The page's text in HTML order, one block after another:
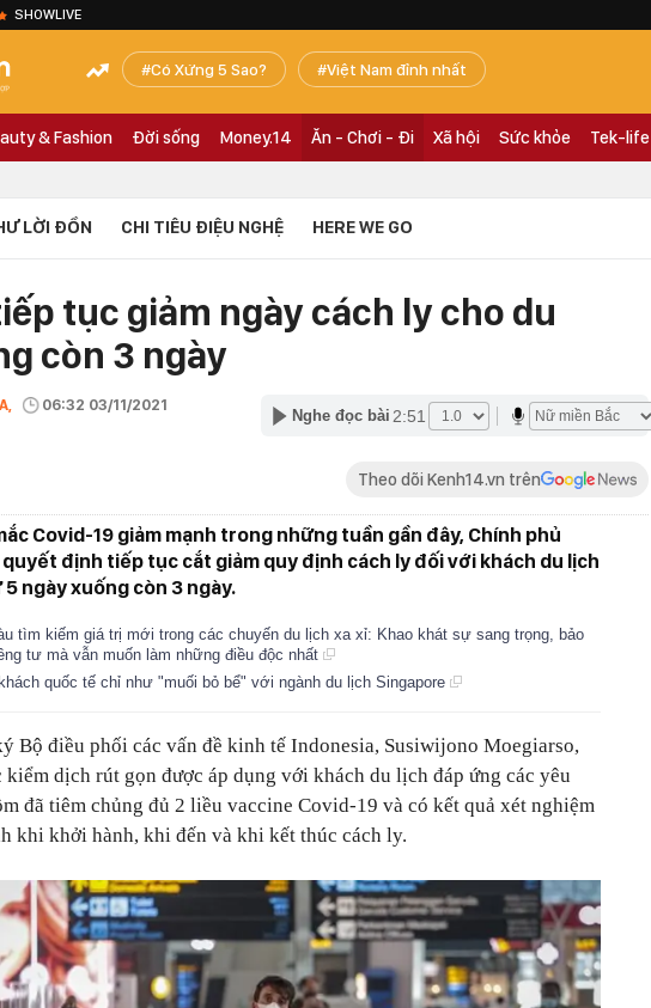
SHOWLIVE
Có Xứng 5 Sao? Việt Nam đỉnh nhất
& Fashion Đời sống Money.14 Ăn - Chơi - Đi Xã hội Sức khỏe Tek-life
LỜI ĐỒN CHI TIÊU ĐIỆU NGHỆ HERE WE GO
tục giảm ngày cách ly cho du
còn 3 ngày
06:32 03/11/2021
Nghe đọc bài 2:51
Theo dõi Kenh14.vn trên
Covid-19 giảm mạnh trong những tuần gần đây, Chính phủ
định tiếp tục cắt giảm quy định cách ly đối với khách du lịch
ngày xuống còn 3 ngày.
tìm kiếm giá trị mới trong các chuyến du lịch xa xỉ: Khao khát sự sang trọng, bảo
tư mà vẫn muốn làm những điều độc nhất
quốc tế chỉ như "muối bỏ bể" với ngành du lịch Singapore
Bộ điều phối các vấn đề kinh tế Indonesia, Susiwijono Moegiarso,
kiểm dịch rút gọn được áp dụng với khách du lịch đáp ứng các yêu
đã tiêm chủng đủ 2 liều vaccine Covid-19 và có kết quả xét nghiệm
khi khởi hành, khi đến và khi kết thúc cách ly.